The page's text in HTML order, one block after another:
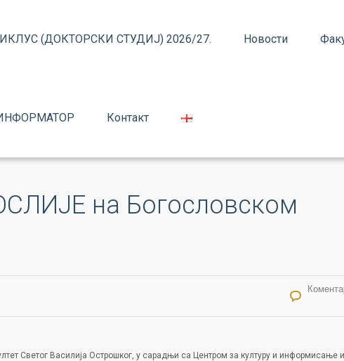
(ДОКТОРСКИ СТУДИЈ) 2026/27. Новости
Контакт
на Богословском
Светог Василија Острошког, у сарадњи са Центром за културу и информисање